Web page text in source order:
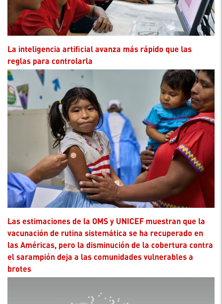
La inteligencia artificial avanza más rápido que las
reglas para controlarla
Las estimaciones de la OMS y UNICEF muestran que la
vacunación de rutina sistemática se ha recuperado en
las Américas, pero la disminución de la cobertura contra
el sarampión deja a las comunidades vulnerables a
brotes